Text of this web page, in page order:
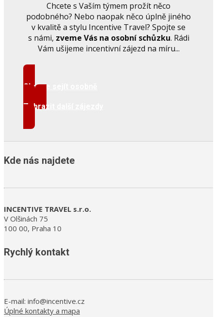
Chcete s Vaším týmem prožít něco
podobného? Nebo naopak něco úplně jiného
v kvalitě a stylu Incentive Travel? Spojte se
s námi, zveme Vás na osobní schůzku. Rádi
Vám ušijeme incentivní zájezd na míru...
Chci se sejít osobně
Zobrazit další zájezdy
Kde nás najdete
INCENTIVE TRAVEL s.r.o.
V Olšinách 75
100 00, Praha 10
Rychlý kontakt
E-mail: info@incentive.cz
Úplné kontakty a mapa